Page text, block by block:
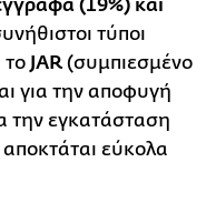
(19%) και
τύποι
το JAR(συμπιεσμένο
για την αποφυγή
την εγκατάσταση
εύκολα